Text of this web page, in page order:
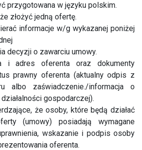
przygotowana w języku polskim.
złożyć jedną ofertę.
informacje w/g wykazanej poniżej
decyzji o zawarciu umowy.
i adres oferenta oraz dokumenty
prawny oferenta (aktualny odpis z
albo zaświadczenie./informacja o
gospodarczej).
że osoby, które będą działać
(umowy) posiadają wymagane
wskazanie i podpis osoby
oferenta.